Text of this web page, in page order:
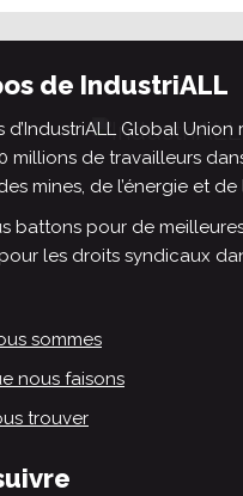
de IndustriALL
d’IndustriALL Global
millions de travailleurs
mines, de l’énergie et
battons pour de
les droits syndicaux
sommes
nous faisons
trouver